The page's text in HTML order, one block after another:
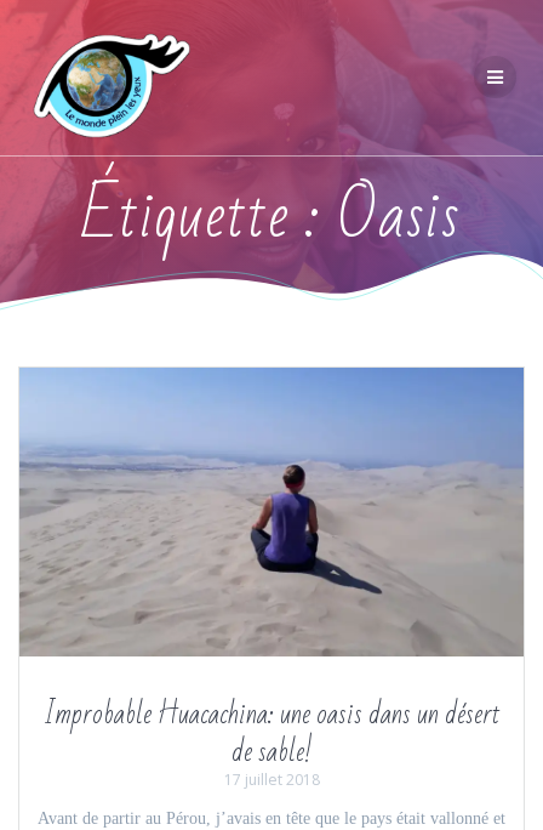
Étiquette :Oasis
Improbable Huacachina: une oasis dans un désert
de sable!
17 juillet 2018
Avant de partir au Pérou, j’avais en tête que le pays était vallonné et